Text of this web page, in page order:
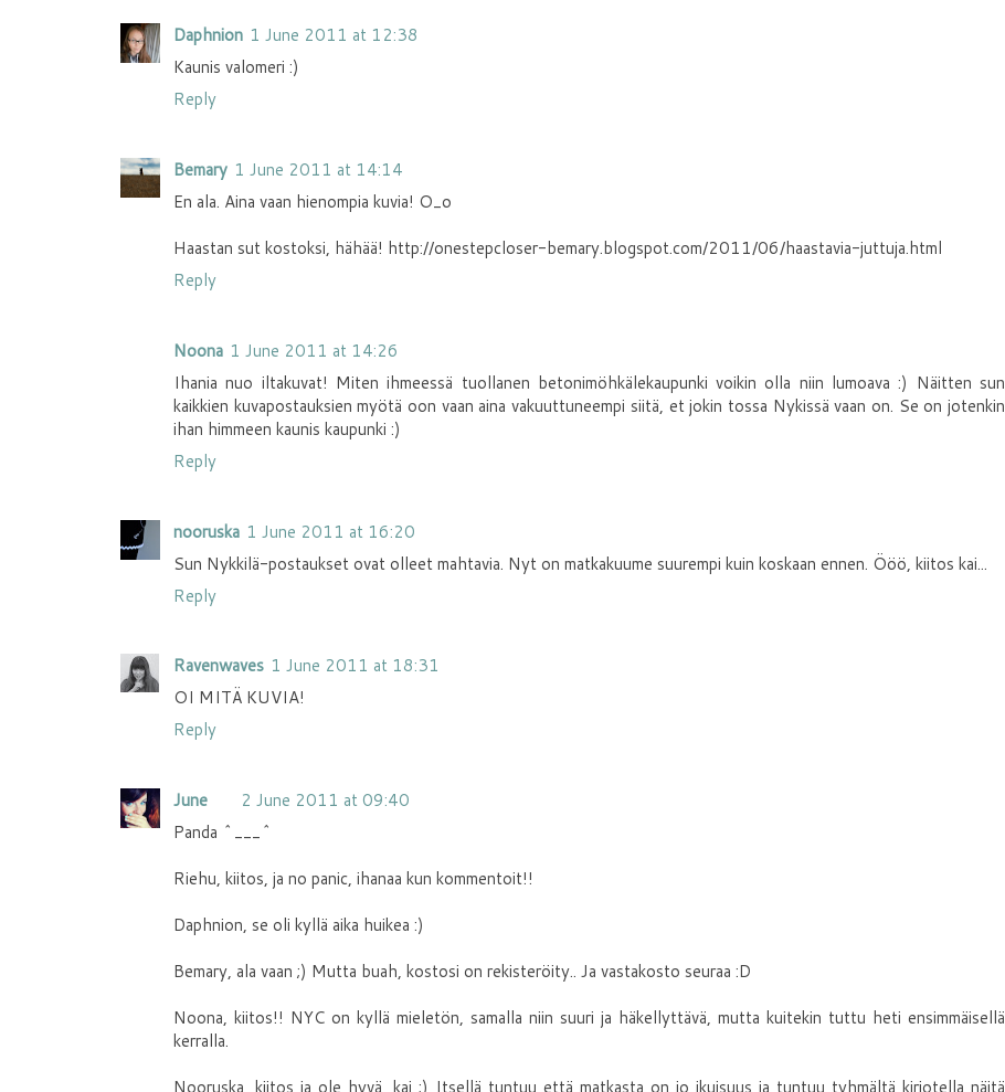
Daphnion 1 June 2011 at 12:38
Kaunis valomeri :)
Reply
Bemary 1 June 2011 at 14:14
En ala. Aina vaan hienompia kuvia! O_o
Haastan sut kostoksi, hähää! http://onestepcloser-bemary.blogspot.com/2011/06/haastavia-juttuja.html
Reply
Noona 1 June 2011 at 14:26
Ihania nuo iltakuvat! Miten ihmeessä tuollanen betonimöhkälekaupunki voikin olla niin lumoava :) Näitten sun
kaikkien kuvapostauksien myötä oon vaan aina vakuuttuneempi siitä, et jokin tossa Nykissä vaan on. Se on jotenkin
ihan himmeen kaunis kaupunki :)
Reply
nooruska 1 June 2011 at 16:20
Sun Nykkilä-postaukset ovat olleet mahtavia. Nyt on matkakuume suurempi kuin koskaan ennen. Ööö, kiitos kai...
Reply
Ravenwaves 1 June 2011 at 18:31
OI MITÄ KUVIA!
Reply
June
2 June 2011 at 09:40
Panda ^___^
Riehu, kiitos, ja no panic, ihanaa kun kommentoit!!
Daphnion, se oli kyllä aika huikea :)
Bemary, ala vaan ;) Mutta buah, kostosi on rekisteröity.. Ja vastakosto seuraa :D
Noona, kiitos!! NYC on kyllä mieletön, samalla niin suuri ja häkellyttävä, mutta kuitekin tuttu heti ensimmäisellä
kerralla.
Nooruska, kiitos ja ole hyvä, kai ;) Itsellä tuntuu että matkasta on jo ikuisuus ja tuntuu tyhmältä kirjotella näitä